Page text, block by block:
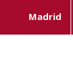
Madrid